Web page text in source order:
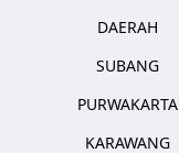
DAERAH
SUBANG
PURWAKARTA
KARAWANG